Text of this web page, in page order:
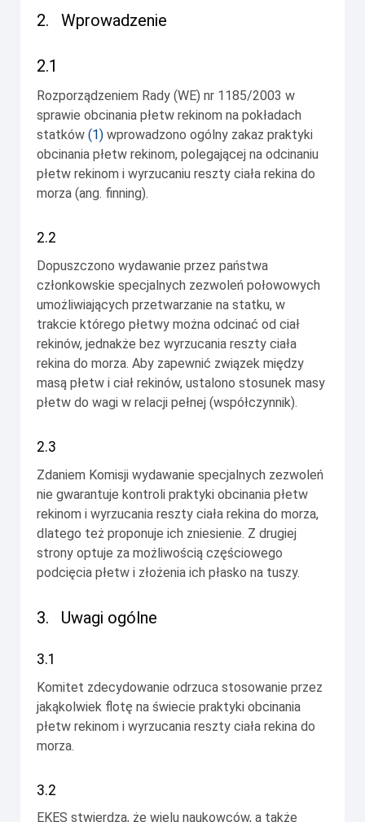
2. Wprowadzenie
2.1
Rozporządzeniem Rady (WE) nr 1185/2003 w
sprawie obcinania płetw rekinom na pokładach
statków (1) wprowadzono ogólny zakaz praktyki
obcinania płetw rekinom, polegającej na odcinaniu
płetw rekinom i wyrzucaniu reszty ciała rekina do
morza (ang. finning).
2.2
Dopuszczono wydawanie przez państwa
członkowskie specjalnych zezwoleń połowowych
umożliwiających przetwarzanie na statku, w
trakcie którego płetwy można odcinać od ciał
rekinów, jednakże bez wyrzucania reszty ciała
rekina do morza. Aby zapewnić związek między
masą płetw i ciał rekinów, ustalono stosunek masy
płetw do wagi w relacji pełnej (współczynnik).
2.3
Zdaniem Komisji wydawanie specjalnych zezwoleń
nie gwarantuje kontroli praktyki obcinania płetw
rekinom i wyrzucania reszty ciała rekina do morza,
dlatego też proponuje ich zniesienie. Z drugiej
strony optuje za możliwością częściowego
podcięcia płetw i złożenia ich płasko na tuszy.
3. Uwagi ogólne
3.1
Komitet zdecydowanie odrzuca stosowanie przez
jakąkolwiek flotę na świecie praktyki obcinania
płetw rekinom i wyrzucania reszty ciała rekina do
morza.
3.2
EKES stwierdza, że wielu naukowców, a także